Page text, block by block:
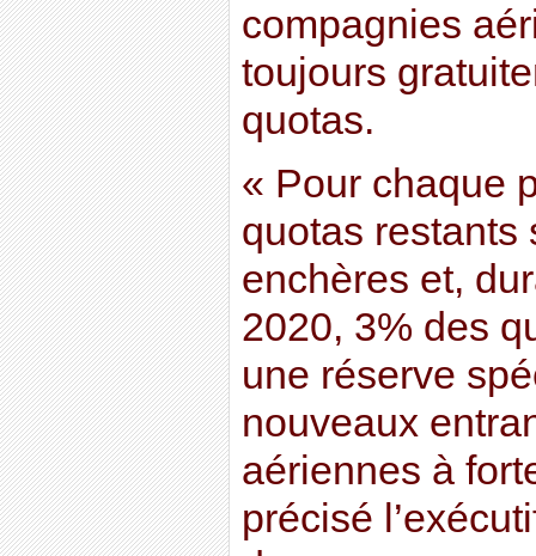
compagnies
toujours
quotas.
« Pour chaque
quotas restants
enchères et,
2020, 3% des
une réserve
nouveaux
aériennes à
précisé